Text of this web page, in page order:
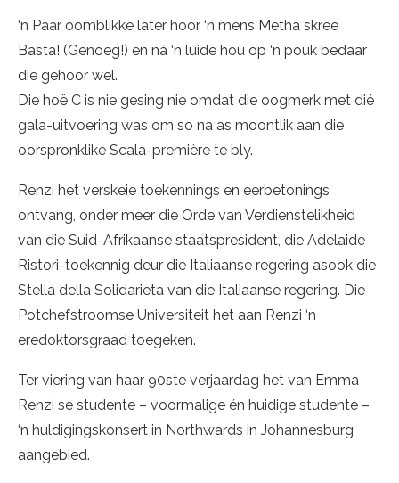
‘n Paar oomblikke later hoor ‘n mens Metha skree
Basta! (Genoeg!) en ná ‘n luide hou op ‘n pouk bedaar
die gehoor wel.
Die hoë C is nie gesing nie omdat die oogmerk met dié
gala-uitvoering was om so na as moontlik aan die
oorspronklike Scala-première te bly.
Renzi het verskeie toekennings en eerbetonings
ontvang, onder meer die Orde van Verdienstelikheid
van die Suid-Afrikaanse staatspresident, die Adelaide
Ristori-toekennig deur die Italiaanse regering asook die
Stella della Solidarieta van die Italiaanse regering. Die
Potchefstroomse Universiteit het aan Renzi ‘n
eredoktorsgraad toegeken.
Ter viering van haar 90ste verjaardag het van Emma
Renzi se studente – voormalige én huidige studente –
‘n huldigingskonsert in Northwards in Johannesburg
aangebied.